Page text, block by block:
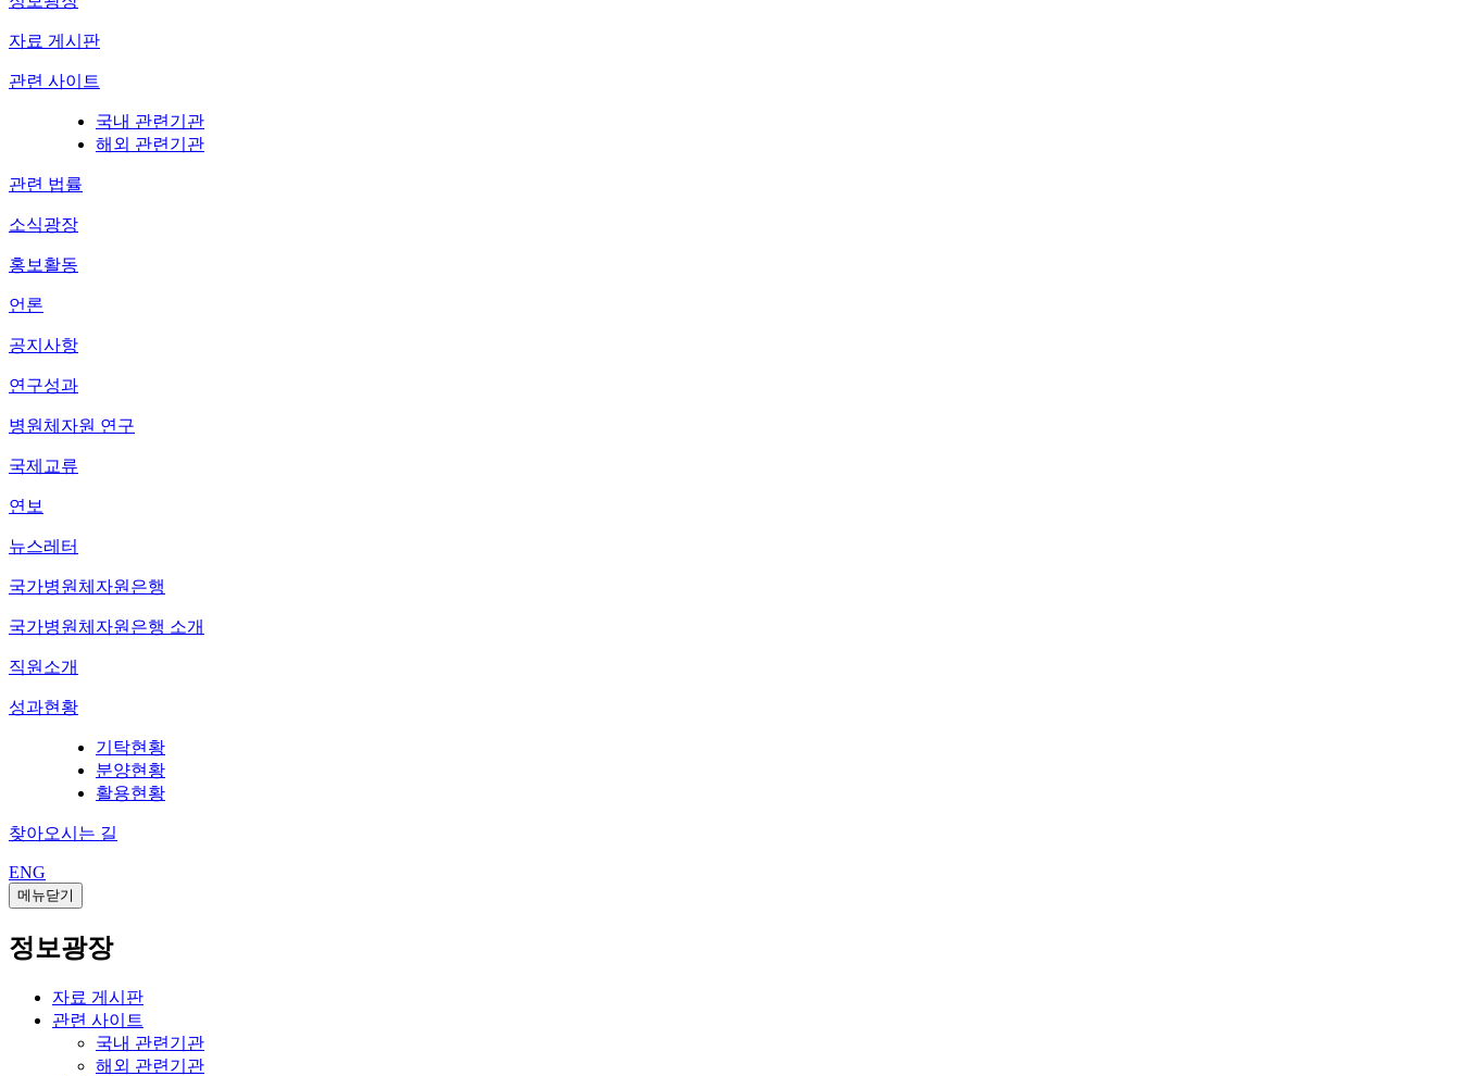
자료 게시판
관련 사이트
국내 관련기관
해외 관련기관
관련 법률
소식광장
홍보활동
언론
공지사항
연구성과
병원체자원 연구
국제교류
연보
뉴스레터
국가병원체자원은행
국가병원체자원은행 소개
직원소개
성과현황
기탁현황
분양현황
활용현황
찾아오시는 길
ENG
메뉴닫기
정보광장
자료 게시판
관련 사이트
국내 관련기관
해외 관련기관